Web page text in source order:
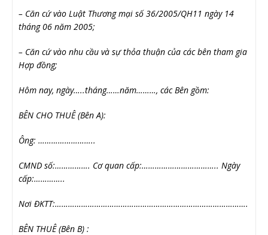
– Căn cứ vào Luật Thương mại số 36/2005/QH11 ngày 14
tháng 06 năm 2005;
– Căn cứ vào nhu cầu và sự thỏa thuận của các bên tham gia
Hợp đồng;
Hôm nay, ngày…..tháng……năm………, các Bên gồm:
BÊN CHO THUÊ (Bên A):
Ông: ……………………..
CMND số:……………. Cơ quan cấp:…………………………….. Ngày
cấp:…………..
Nơi ĐKTT:…………………………………………………………………………….
BÊN THUÊ (Bên B) :